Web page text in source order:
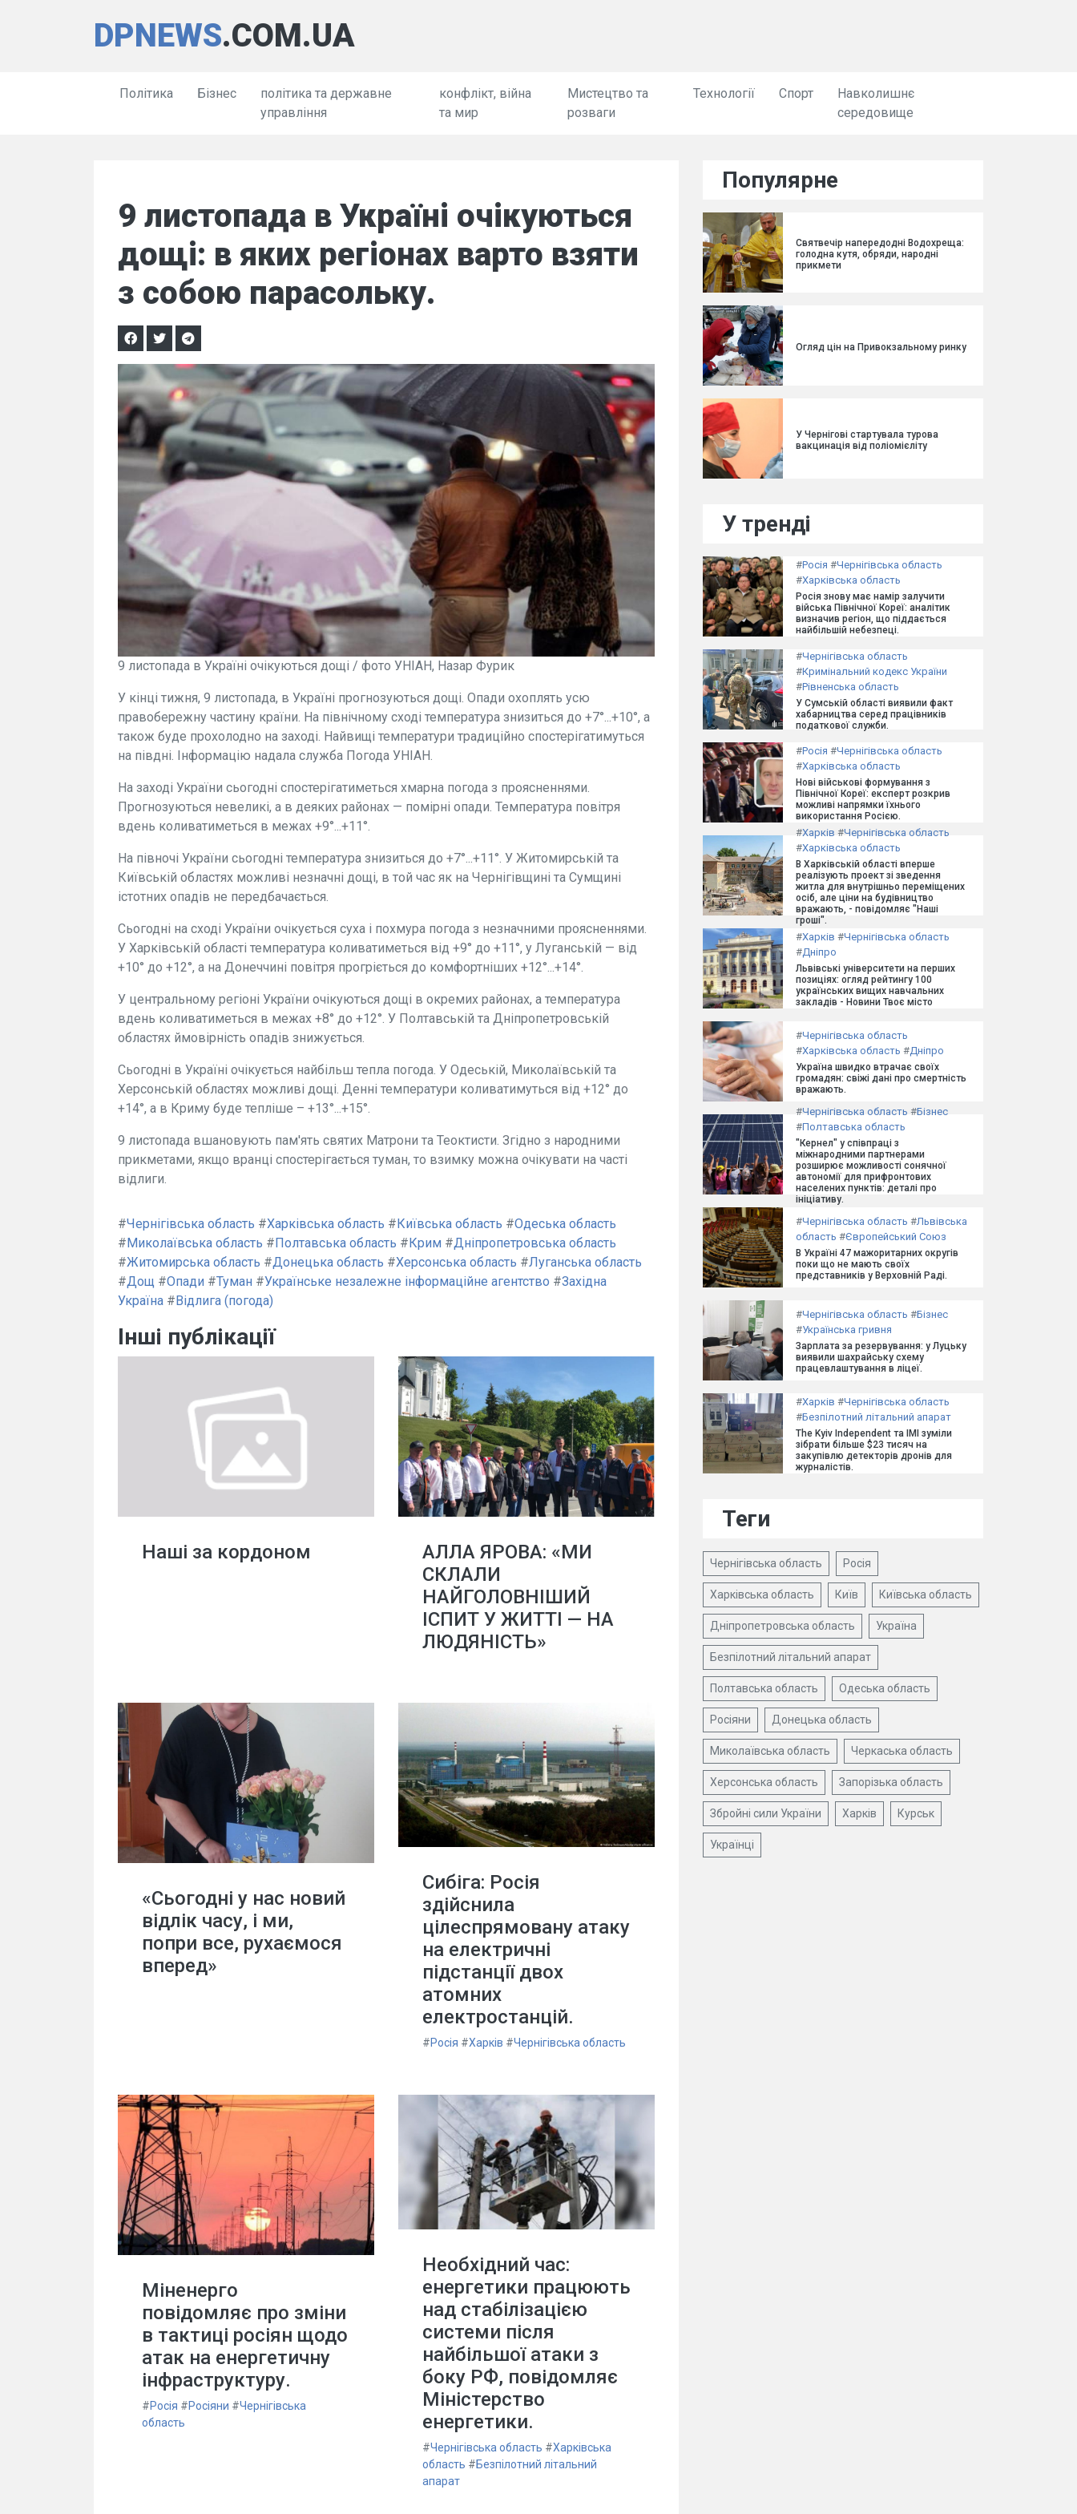
DPNEWS.COM.UA
Політика Бізнес
політика та державне
управління
конфлікт, війна
та мир
Мистецтво та
розваги
Технології Спорт
Навколишнє
середовище
9 листопада в Україні очікуються
дощі: в яких регіонах варто взяти
з собою парасольку.
9 листопада в Україні очікуються дощі / фото УНІАН, Назар Фурик
У кінці тижня, 9 листопада, в Україні прогнозуються дощі. Опади охоплять усю
правобережну частину країни. На північному сході температура знизиться до +7°...+10°, а
також буде прохолодно на заході. Найвищі температури традиційно спостерігатимуться
на півдні. Інформацію надала служба Погода УНІАН.
На заході України сьогодні спостерігатиметься хмарна погода з проясненнями.
Прогнозуються невеликі, а в деяких районах — помірні опади. Температура повітря
вдень коливатиметься в межах +9°...+11°.
На півночі України сьогодні температура знизиться до +7°...+11°. У Житомирській та
Київській областях можливі незначні дощі, в той час як на Чернігівщині та Сумщині
істотних опадів не передбачається.
Сьогодні на сході України очікується суха і похмура погода з незначними проясненнями.
У Харківській області температура коливатиметься від +9° до +11°, у Луганській — від
+10° до +12°, а на Донеччині повітря прогріється до комфортніших +12°...+14°.
У центральному регіоні України очікуються дощі в окремих районах, а температура
вдень коливатиметься в межах +8° до +12°. У Полтавській та Дніпропетровській
областях ймовірність опадів знижується.
Сьогодні в Україні очікується найбільш тепла погода. У Одеській, Миколаївській та
Херсонській областях можливі дощі. Денні температури коливатимуться від +12° до
+14°, а в Криму буде тепліше – +13°...+15°.
9 листопада вшановують пам'ять святих Матрони та Теоктисти. Згідно з народними
прикметами, якщо вранці спостерігається туман, то взимку можна очікувати на часті
відлиги.
#Чернігівська область #Харківська область #Київська область #Одеська область
#Миколаївська область #Полтавська область #Крим #Дніпропетровська область
#Житомирська область #Донецька область #Херсонська область #Луганська область
#Дощ #Опади #Туман #Українське незалежне інформаційне агентство #Західна
Україна #Відлига (погода)
Інші публікації
Наші за кордоном
АЛЛА ЯРОВА: «МИ
СКЛАЛИ
НАЙГОЛОВНІШИЙ
ІСПИТ У ЖИТТІ — НА
ЛЮДЯНІСТЬ»
«Сьогодні у нас новий
відлік часу, і ми,
попри все, рухаємося
вперед»
Сибіга: Росія
здійснила
цілеспрямовану атаку
на електричні
підстанції двох
атомних
електростанцій.
#Росія #Харків #Чернігівська область
Міненерго
повідомляє про зміни
в тактиці росіян щодо
атак на енергетичну
інфраструктуру.
#Росія #Росіяни #Чернігівська
область
Необхідний час:
енергетики працюють
над стабілізацією
системи після
найбільшої атаки з
боку РФ, повідомляє
Міністерство
енергетики.
#Чернігівська область #Харківська
область #Безпілотний літальний
апарат
Популярне
Святвечір напередодні Водохреща:
голодна кутя, обряди, народні
прикмети
Огляд цін на Привокзальному ринку
У Чернігові стартувала турова
вакцинація від поліомієліту
У тренді
#Росія #Чернігівська область
#Харківська область
Росія знову має намір залучити
війська Північної Кореї: аналітик
визначив регіон, що піддається
найбільшій небезпеці.
#Чернігівська область
#Кримінальний кодекс України
#Рівненська область
У Сумській області виявили факт
хабарництва серед працівників
податкової служби.
#Росія #Чернігівська область
#Харківська область
Нові військові формування з
Північної Кореї: експерт розкрив
можливі напрямки їхнього
використання Росією.
#Харків #Чернігівська область
#Харківська область
В Харківській області вперше
реалізують проект зі зведення
житла для внутрішньо переміщених
осіб, але ціни на будівництво
вражають, - повідомляє "Наші
гроші".
#Харків #Чернігівська область
#Дніпро
Львівські університети на перших
позиціях: огляд рейтингу 100
українських вищих навчальних
закладів - Новини Твоє місто
#Чернігівська область
#Харківська область #Дніпро
Україна швидко втрачає своїх
громадян: свіжі дані про смертність
вражають.
#Чернігівська область #Бізнес
#Полтавська область
"Кернел" у співпраці з
міжнародними партнерами
розширює можливості сонячної
автономії для прифронтових
населених пунктів: деталі про
ініціативу.
#Чернігівська область #Львівська
область #Європейський Союз
В Україні 47 мажоритарних округів
поки що не мають своїх
представників у Верховній Раді.
#Чернігівська область #Бізнес
#Українська гривня
Зарплата за резервування: у Луцьку
виявили шахрайську схему
працевлаштування в ліцеї.
#Харків #Чернігівська область
#Безпілотний літальний апарат
The Kyiv Independent та ІМІ зуміли
зібрати більше $23 тисяч на
закупівлю детекторів дронів для
журналістів.
Теги
Чернігівська область Росія
Харківська область Київ Київська область
Дніпропетровська область Україна
Безпілотний літальний апарат
Полтавська область Одеська область
Росіяни Донецька область
Миколаївська область Черкаська область
Херсонська область Запорізька область
Збройні сили України Харків Курськ
Українці